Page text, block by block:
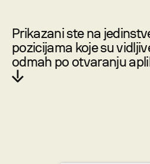
Prikazani ste na
pozicijama koje su
odmah po otvaranju